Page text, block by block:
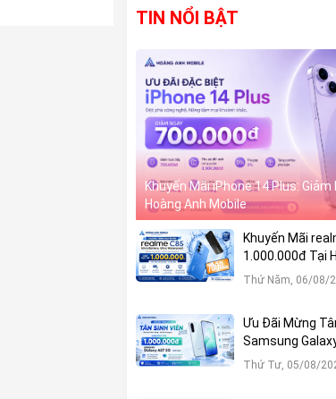
TIN NỔI BẬT
Khuyến Mãi iPhone 14 Plus:
Hoàng Anh Mobile
Khuyến Mãi
1.000.000đ Tại
Thứ Năm, 06/08/
Ưu Đãi Mừng
Samsung
1.000.000đ
Thứ Tư, 05/08/